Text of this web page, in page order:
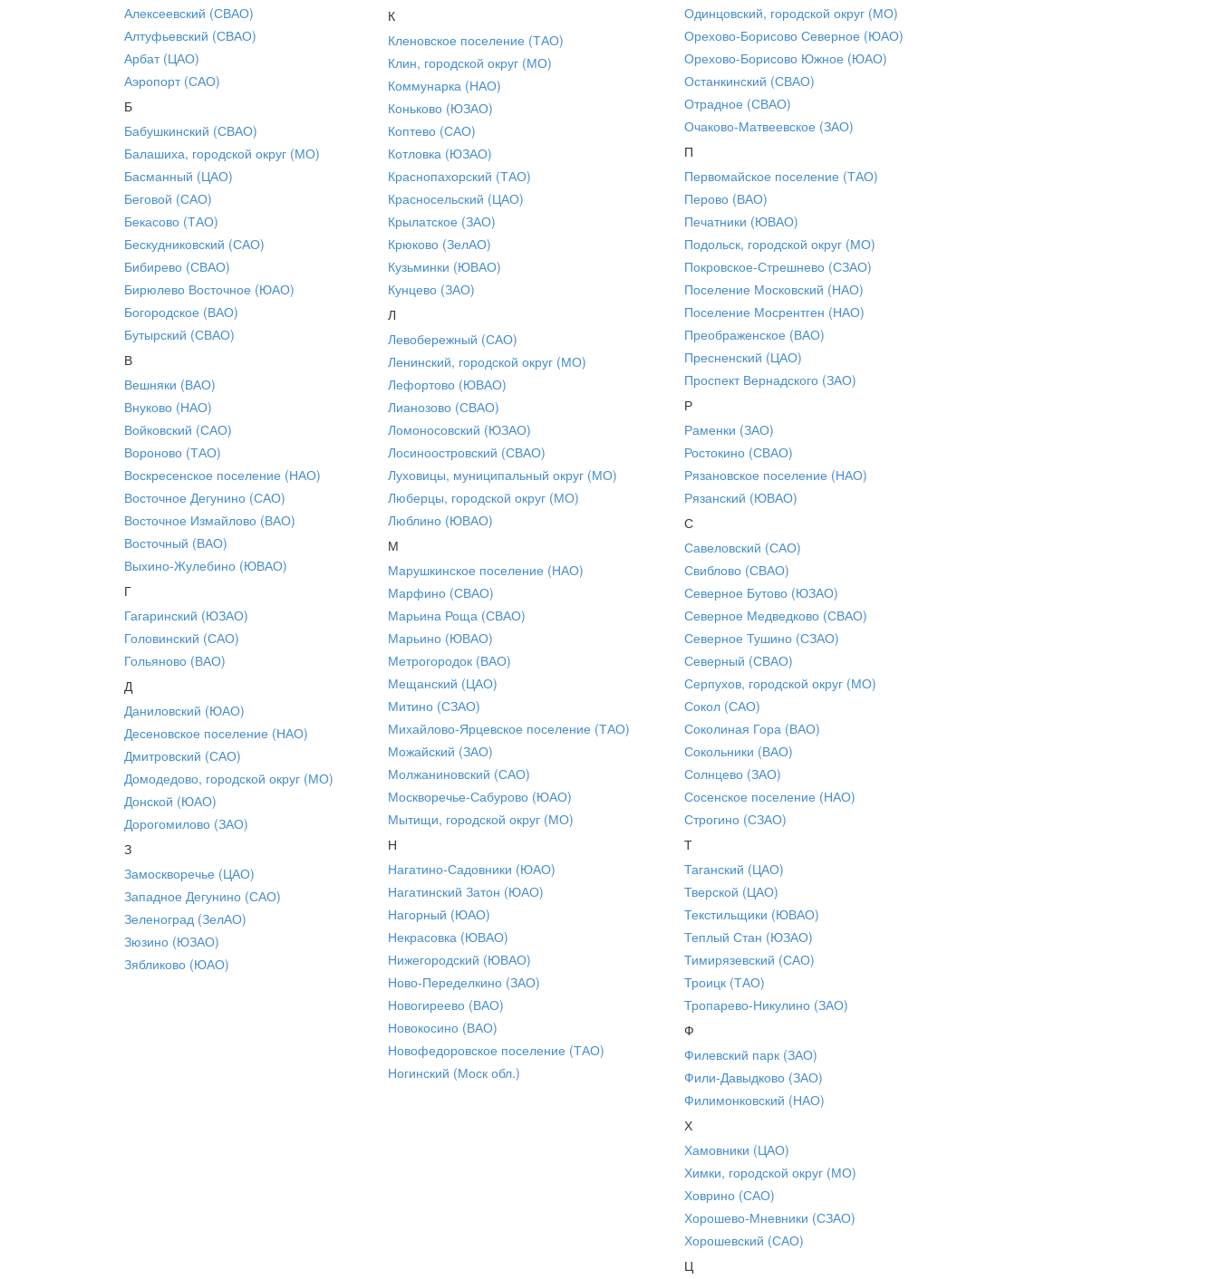
Алексеевский (СВАО)
Алтуфьевский (СВАО)
Арбат (ЦАО)
Аэропорт (САО)
Б
Бабушкинский (СВАО)
Балашиха, городской округ (МО)
Басманный (ЦАО)
Беговой (САО)
Бекасово (ТАО)
Бескудниковский (САО)
Бибирево (СВАО)
Бирюлево Восточное (ЮАО)
Богородское (ВАО)
Бутырский (СВАО)
В
Вешняки (ВАО)
Внуково (НАО)
Войковский (САО)
Вороново (ТАО)
Воскресенское поселение (НАО)
Восточное Дегунино (САО)
Восточное Измайлово (ВАО)
Восточный (ВАО)
Выхино-Жулебино (ЮВАО)
Г
Гагаринский (ЮЗАО)
Головинский (САО)
Гольяново (ВАО)
Д
Даниловский (ЮАО)
Десеновское поселение (НАО)
Дмитровский (САО)
Домодедово, городской округ (МО)
Донской (ЮАО)
Дорогомилово (ЗАО)
З
Замоскворечье (ЦАО)
Западное Дегунино (САО)
Зеленоград (ЗелАО)
Зюзино (ЮЗАО)
Зябликово (ЮАО)
К
Кленовское поселение (ТАО)
Клин, городской округ (МО)
Коммунарка (НАО)
Коньково (ЮЗАО)
Коптево (САО)
Котловка (ЮЗАО)
Краснопахорский (ТАО)
Красносельский (ЦАО)
Крылатское (ЗАО)
Крюково (ЗелАО)
Кузьминки (ЮВАО)
Кунцево (ЗАО)
Л
Левобережный (САО)
Ленинский, городской округ (МО)
Лефортово (ЮВАО)
Лианозово (СВАО)
Ломоносовский (ЮЗАО)
Лосиноостровский (СВАО)
Луховицы, муниципальный округ (МО)
Люберцы, городской округ (МО)
Люблино (ЮВАО)
М
Марушкинское поселение (НАО)
Марфино (СВАО)
Марьина Роща (СВАО)
Марьино (ЮВАО)
Метрогородок (ВАО)
Мещанский (ЦАО)
Митино (СЗАО)
Михайлово-Ярцевское поселение (ТАО)
Можайский (ЗАО)
Молжаниновский (САО)
Москворечье-Сабурово (ЮАО)
Мытищи, городской округ (МО)
Н
Нагатино-Садовники (ЮАО)
Нагатинский Затон (ЮАО)
Нагорный (ЮАО)
Некрасовка (ЮВАО)
Нижегородский (ЮВАО)
Ново-Переделкино (ЗАО)
Новогиреево (ВАО)
Новокосино (ВАО)
Новофедоровское поселение (ТАО)
Ногинский (Моск обл.)
Одинцовский, городской округ (МО)
Орехово-Борисово Северное (ЮАО)
Орехово-Борисово Южное (ЮАО)
Останкинский (СВАО)
Отрадное (СВАО)
Очаково-Матвеевское (ЗАО)
П
Первомайское поселение (ТАО)
Перово (ВАО)
Печатники (ЮВАО)
Подольск, городской округ (МО)
Покровское-Стрешнево (СЗАО)
Поселение Московский (НАО)
Поселение Мосрентген (НАО)
Преображенское (ВАО)
Пресненский (ЦАО)
Проспект Вернадского (ЗАО)
Р
Раменки (ЗАО)
Ростокино (СВАО)
Рязановское поселение (НАО)
Рязанский (ЮВАО)
С
Савеловский (САО)
Свиблово (СВАО)
Северное Бутово (ЮЗАО)
Северное Медведково (СВАО)
Северное Тушино (СЗАО)
Северный (СВАО)
Серпухов, городской округ (МО)
Сокол (САО)
Соколиная Гора (ВАО)
Сокольники (ВАО)
Солнцево (ЗАО)
Сосенское поселение (НАО)
Строгино (СЗАО)
Т
Таганский (ЦАО)
Тверской (ЦАО)
Текстильщики (ЮВАО)
Теплый Стан (ЮЗАО)
Тимирязевский (САО)
Троицк (ТАО)
Тропарево-Никулино (ЗАО)
Ф
Филевский парк (ЗАО)
Фили-Давыдково (ЗАО)
Филимонковский (НАО)
Х
Хамовники (ЦАО)
Химки, городской округ (МО)
Ховрино (САО)
Хорошево-Мневники (СЗАО)
Хорошевский (САО)
Ц